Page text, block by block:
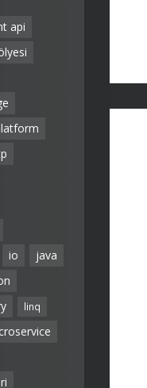
api
io
java
linq